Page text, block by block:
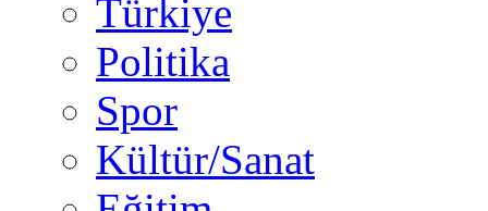
Türkiye
Politika
Spor
Kültür/Sanat